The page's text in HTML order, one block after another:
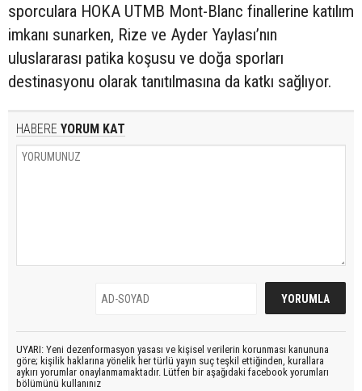
sporculara HOKA UTMB Mont-Blanc finallerine katılım
imkanı sunarken, Rize ve Ayder Yaylası’nın
uluslararası patika koşusu ve doğa sporları
destinasyonu olarak tanıtılmasına da katkı sağlıyor.
HABERE YORUM KAT
UYARI: Yeni dezenformasyon yasası ve kişisel verilerin korunması kanununa
göre; kişilik haklarına yönelik her türlü yayın suç teşkil ettiğinden, kurallara
aykırı yorumlar onaylanmamaktadır. Lütfen bir aşağıdaki facebook yorumları
bölümünü kullanınız